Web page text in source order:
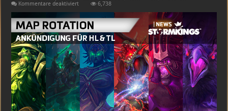
Kommentare deaktiviertfür
neue
Map
Rotation
für
Helden-
und
Teamliga
6,738